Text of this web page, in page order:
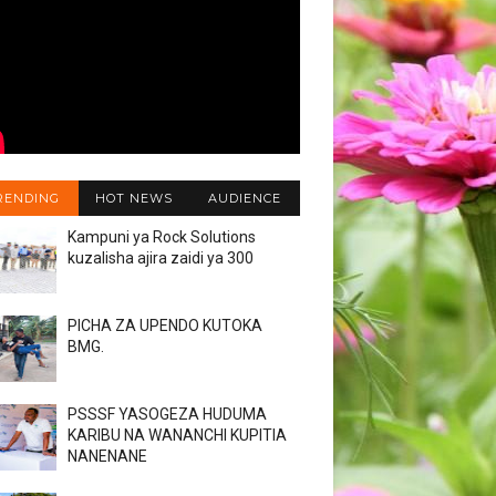
HOT NEWS AUDIENCE
Kampuni ya Rock Solutions
kuzalisha ajira zaidi ya 300
PICHA ZA UPENDO KUTOKA
BMG.
PSSSF YASOGEZA HUDUMA
KARIBU NA WANANCHI KUPITIA
NANENANE